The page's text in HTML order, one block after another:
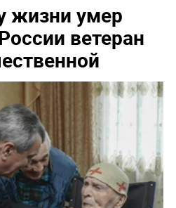
жизни умер
ветеран